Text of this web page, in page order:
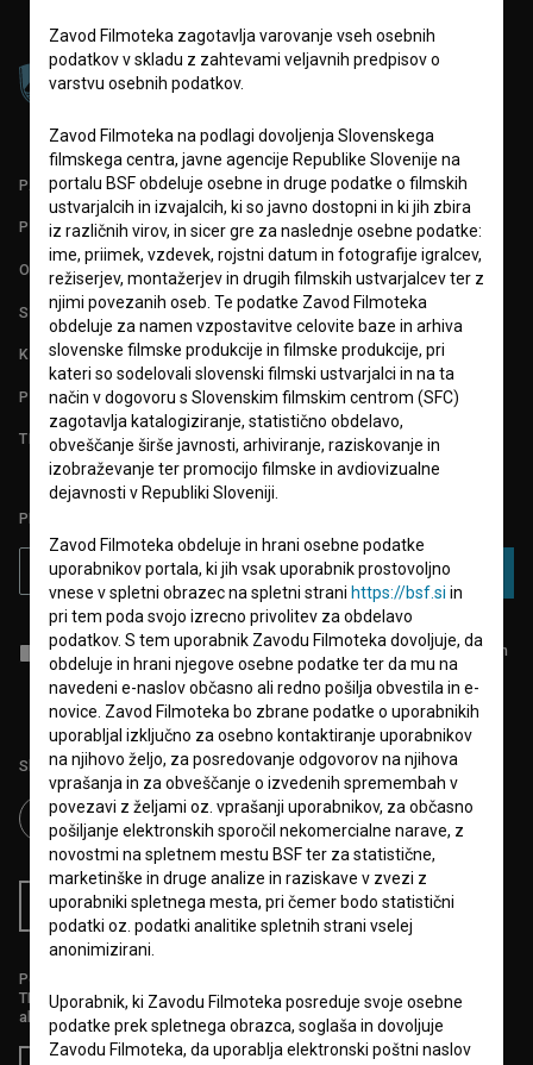
PARTNERJI
POGOJI UPORABE
O PROJEKTU
STATISTIKA
KONTAKT
POGOSTA VPRAŠANJA
TEST FUNKCIONALNOSTI
PRIJAVITE SE NA BSF NOVIČNIK:
PRIJAVA
Sprejemamsplošne pogoje in dajemsoglasjeza zbiranje, hrambo in
obdelavo osebnih podatkov.
Sledite nam na:
RSS novice RSS dogodki
Podprite nas z donacijo na
TRR: SI56 6100 0001 5706 684,
ali s kreditno kartico:
Zavod Filmoteka zagotavlja varovanje vseh osebnih
podatkov v skladu z zahtevami veljavnih predpisov o
varstvu osebnih podatkov.
Zavod Filmoteka na podlagi dovoljenja Slovenskega
filmskega centra, javne agencije Republike Slovenije na
portalu BSF obdeluje osebne in druge podatke o filmskih
ustvarjalcih in izvajalcih, ki so javno dostopni in ki jih zbira
iz različnih virov, in sicer gre za naslednje osebne podatke:
ime, priimek, vzdevek, rojstni datum in fotografije igralcev,
režiserjev, montažerjev in drugih filmskih ustvarjalcev ter z
njimi povezanih oseb. Te podatke Zavod Filmoteka
obdeluje za namen vzpostavitve celovite baze in arhiva
slovenske filmske produkcije in filmske produkcije, pri
kateri so sodelovali slovenski filmski ustvarjalci in na ta
način v dogovoru s Slovenskim filmskim centrom (SFC)
zagotavlja katalogiziranje, statistično obdelavo,
obveščanje širše javnosti, arhiviranje, raziskovanje in
izobraževanje ter promocijo filmske in avdiovizualne
dejavnosti v Republiki Sloveniji.
Zavod Filmoteka obdeluje in hrani osebne podatke
uporabnikov portala, ki jih vsak uporabnik prostovoljno
vnese v spletni obrazec na spletni strani https://bsf.si in
pri tem poda svojo izrecno privolitev za obdelavo
podatkov. S tem uporabnik Zavodu Filmoteka dovoljuje, da
obdeluje in hrani njegove osebne podatke ter da mu na
navedeni e-naslov občasno ali redno pošilja obvestila in e-
novice. Zavod Filmoteka bo zbrane podatke o uporabnikih
uporabljal izključno za osebno kontaktiranje uporabnikov
na njihovo željo, za posredovanje odgovorov na njihova
vprašanja in za obveščanje o izvedenih spremembah v
povezavi z željami oz. vprašanji uporabnikov, za občasno
pošiljanje elektronskih sporočil nekomercialne narave, z
novostmi na spletnem mestu BSF ter za statistične,
marketinške in druge analize in raziskave v zvezi z
uporabniki spletnega mesta, pri čemer bodo statistični
podatki oz. podatki analitike spletnih strani vselej
anonimizirani.
Uporabnik, ki Zavodu Filmoteka posreduje svoje osebne
podatke prek spletnega obrazca, soglaša in dovoljuje
Zavodu Filmoteka, da uporablja elektronski poštni naslov